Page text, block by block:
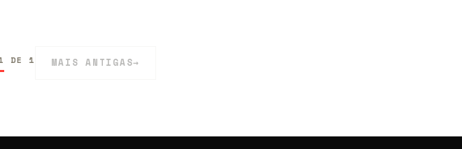
DE 1 MAIS ANTIGAS→